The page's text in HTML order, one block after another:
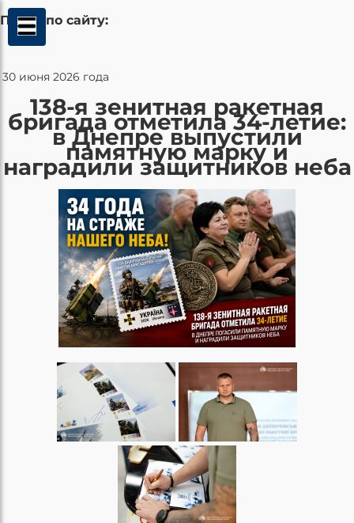
Поиск по сайту:
30 июня 2026 года
138-я зенитная ракетная
бригада отметила 34-летие:
в Днепре выпустили
памятную марку и
наградили защитников неба